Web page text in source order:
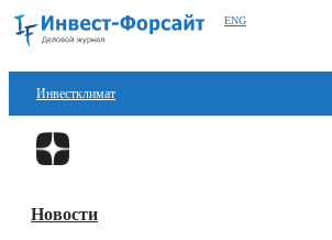
ENG
Инвестклимат
Финансы
Блокчейн
Новости